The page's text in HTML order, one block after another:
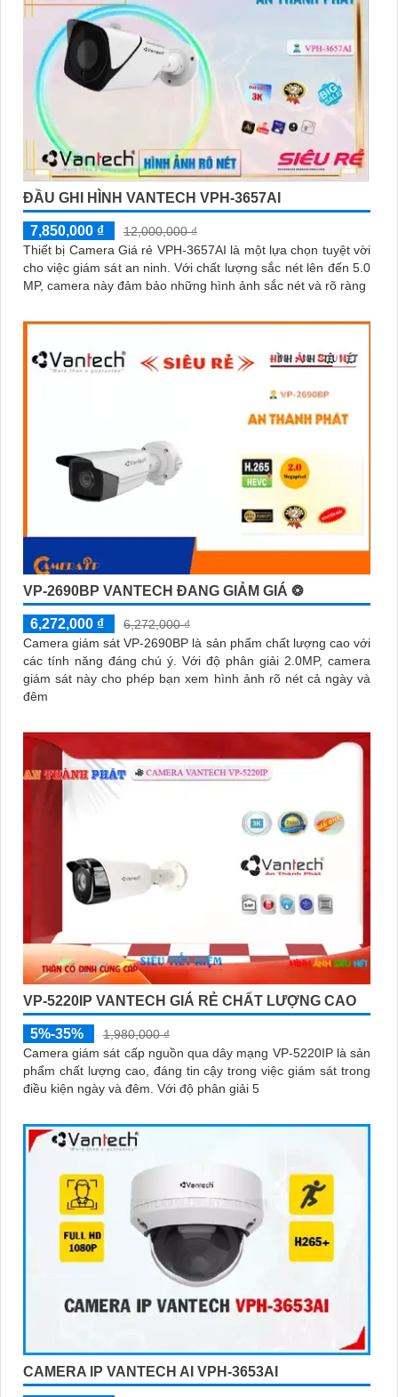
ĐẦU GHI HÌNH VANTECH VPH-3657AI
7,850,000 ₫
12,000,000 ₫
Thiết bị Camera Giá rẻ VPH-3657AI là một lựa chọn tuyệt vời
cho việc giám sát an ninh. Với chất lượng sắc nét lên đến 5.0
MP, camera này đảm bảo những hình ảnh sắc nét và rõ ràng
VP-2690BP VANTECH ĐANG GIẢM GIÁ ❂
6,272,000 ₫
6,272,000 ₫
Camera giám sát VP-2690BP là sản phẩm chất lượng cao với
các tính năng đáng chú ý. Với độ phân giải 2.0MP, camera
giám sát này cho phép bạn xem hình ảnh rõ nét cả ngày và
đêm
VP-5220IP VANTECH GIÁ RẺ CHẤT LƯỢNG CAO
5%-35%
1,980,000 ₫
Camera giám sát cấp nguồn qua dây mạng VP-5220IP là sản
phẩm chất lượng cao, đáng tin cậy trong việc giám sát trong
điều kiện ngày và đêm. Với độ phân giải 5
CAMERA IP VANTECH AI VPH-3653AI